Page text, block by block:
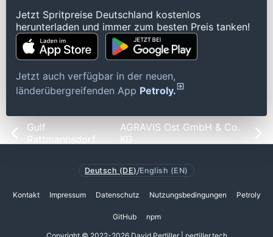
Jetzt Spritpreise Deutschland kostenlos
herunterladen und immer zum besten Preis tanken!
Jetzt auch verfügbar in der neuen,
länderübergreifenden App Petroly.
Gulf
Rattmannsdorf
AGRAVIS Ost GmbH & Co.
KG
Deutsch (DE) /English (EN)
Kontakt Impressum Datenschutz Nutzungsbedingungen Petroly
GitHub npm